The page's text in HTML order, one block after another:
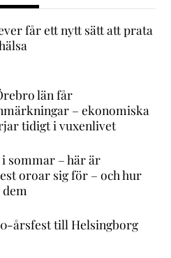
får ett nytt sätt att prata
län får
– ekonomiska
tidigt i vuxenlivet
sommar – här är
oroar sig för – och hur
årsfest till Helsingborg